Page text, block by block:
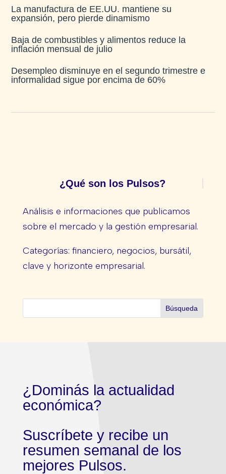
La manufactura de EE.UU. mantiene su
expansión, pero pierde dinamismo
Baja de combustibles y alimentos reduce la
inflación mensual de julio​
Desempleo disminuye en el segundo trimestre e
informalidad sigue por encima de 60%
¿Qué son los Pulsos?
Análisis e informaciones que publicamos
sobre el mercado y la gestión empresarial.
Categorías: financiero, negocios, bursátil,
clave y horizonte empresarial.
¿Dominás la actualidad
económica?
Suscríbete y recibe un
resumen semanal de los
mejores Pulsos.